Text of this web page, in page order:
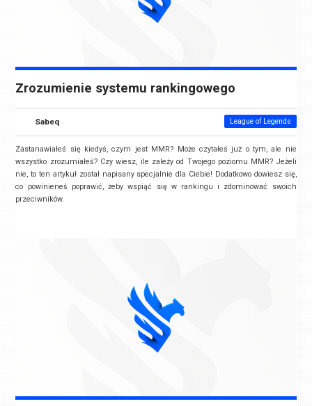
Zrozumienie systemu rankingowego
Sabeq League of Legends
Zastanawiałeś się kiedyś, czym jest MMR? Może czytałeś już o tym, ale nie
wszystko zrozumiałeś? Czy wiesz, ile zależy od Twojego poziomu MMR? Jeżeli
nie, to ten artykuł został napisany specjalnie dla Ciebie! Dodatkowo dowiesz się,
co powinieneś poprawić, żeby wspiąć się w rankingu i zdominować swoich
przeciwników.